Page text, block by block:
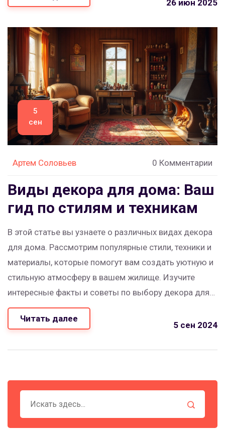
26 июн 2025
5
сен
Артем Соловьев 0 Комментарии
Виды декора для дома: Ваш
гид по стилям и техникам
В этой статье вы узнаете о различных видах декора
для дома. Рассмотрим популярные стили, техники и
материалы, которые помогут вам создать уютную и
стильную атмосферу в вашем жилище. Изучите
интересные факты и советы по выбору декора для
разных помещений.
Читать далее
5 сен 2024